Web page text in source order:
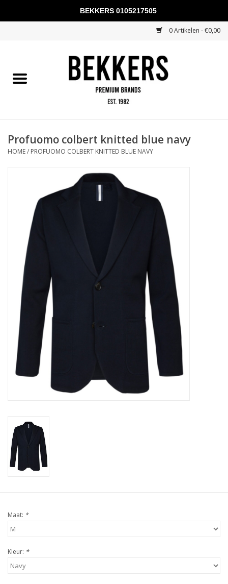
0 Artikelen - €0,00
Mannen
KADOBONNEN
Profuomo colbert knitted blue navy
HOME/ PROFUOMO COLBERT KNITTED BLUE NAVY
Maat: *
Kleur: *
BEKKERS 0105217505